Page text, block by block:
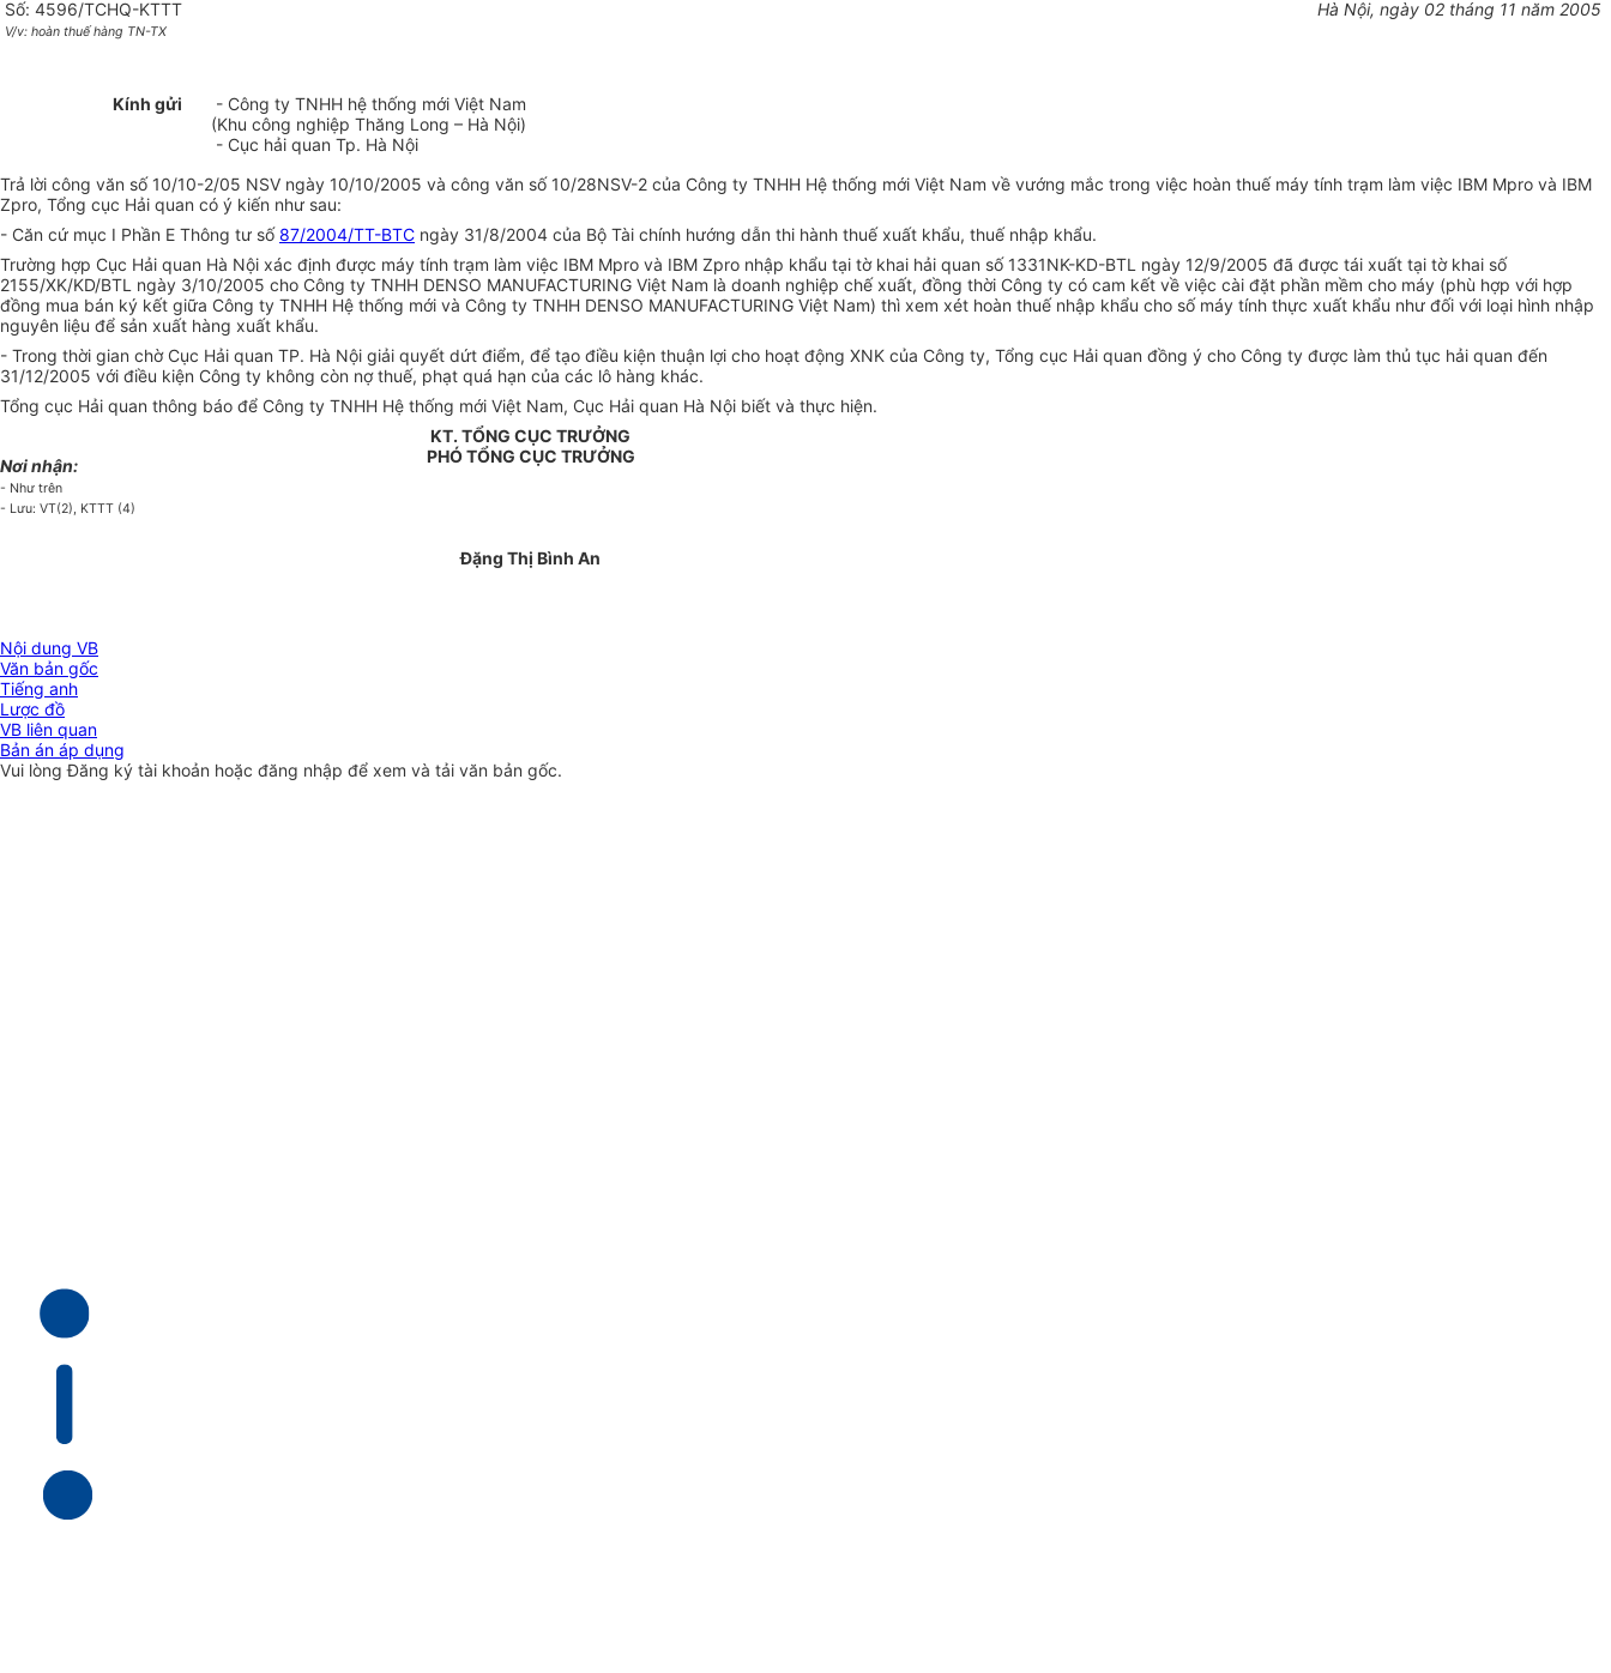
Số: 4596/TCHQ-KTTT
V/v: hoàn thuế hàng TN-TX
Hà Nội, ngày 02 tháng 11 năm 2005
Kính gửi
- Công ty TNHH hệ thống mới Việt Nam
(Khu công nghiệp Thăng Long – Hà Nội)
- Cục hải quan Tp. Hà Nội
Trả lời công văn số 10/10-2/05 NSV ngày 10/10/2005 và công văn số 10/28NSV-2 của Công ty TNHH Hệ thống mới Việt Nam về vướng mắc trong việc hoàn thuế máy tính trạm làm việc IBM Mpro và IBM
Zpro, Tổng cục Hải quan có ý kiến như sau:
- Căn cứ mục I Phần E Thông tư số87/2004/TT-BTC ngày 31/8/2004 của Bộ Tài chính hướng dẫn thi hành thuế xuất khẩu, thuế nhập khẩu.
Trường hợp Cục Hải quan Hà Nội xác định được máy tính trạm làm việc IBM Mpro và IBM Zpro nhập khẩu tại tờ khai hải quan số 1331NK-KD-BTL ngày 12/9/2005 đã được tái xuất tại tờ khai số
2155/XK/KD/BTL ngày 3/10/2005 cho Công ty TNHH DENSO MANUFACTURING Việt Nam là doanh nghiệp chế xuất, đồng thời Công ty có cam kết về việc cài đặt phần mềm cho máy (phù hợp với hợp
đồng mua bán ký kết giữa Công ty TNHH Hệ thống mới và Công ty TNHH DENSO MANUFACTURING Việt Nam) thì xem xét hoàn thuế nhập khẩu cho số máy tính thực xuất khẩu như đối với loại hình nhập
nguyên liệu để sản xuất hàng xuất khẩu.
- Trong thời gian chờ Cục Hải quan TP. Hà Nội giải quyết dứt điểm, để tạo điều kiện thuận lợi cho hoạt động XNK của Công ty, Tổng cục Hải quan đồng ý cho Công ty được làm thủ tục hải quan đến
31/12/2005 với điều kiện Công ty không còn nợ thuế, phạt quá hạn của các lô hàng khác.
Tổng cục Hải quan thông báo để Công ty TNHH Hệ thống mới Việt Nam, Cục Hải quan Hà Nội biết và thực hiện.
Nơi nhận:
- Như trên
- Lưu: VT(2), KTTT (4)
KT. TỔNG CỤC TRƯỞNG
PHÓ TỔNG CỤC TRƯỞNG
Đặng Thị Bình An
Nội dung VB
Văn bản gốc
Tiếng anh
Lược đồ
VB liên quan
Bản án áp dụng
Vui lòngĐăng ký tài khoản hoặc đăng nhập để xem và tải văn bản gốc.